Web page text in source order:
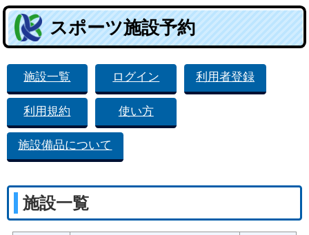
スポーツ施設予約
施設一覧 ログイン 利用者登録
利用規約 使い方
施設備品について
施設一覧